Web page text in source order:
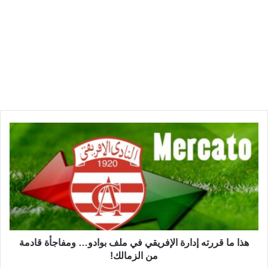
ذ
ا
م
ا
ق
ر
ت
هذا ما قررته إدارة الإفريقي في ملف بوادو… ومفاجأة قادمة
من الزمالك!